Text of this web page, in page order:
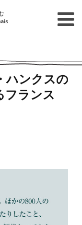
ハンクスの
フランス